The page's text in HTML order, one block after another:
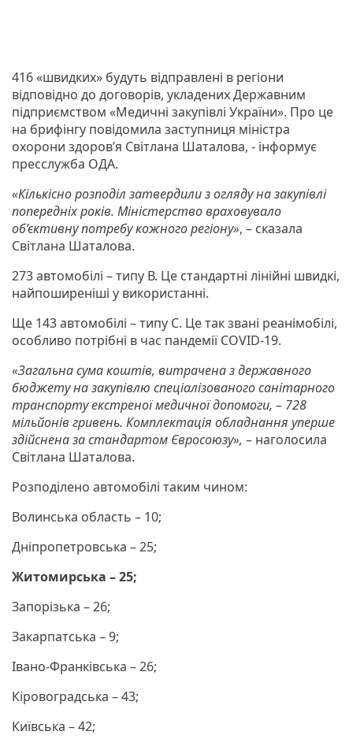
416 «швидких» будуть відправлені в регіони
відповідно до договорів, укладених Державним
підприємством «Медичні закупівлі України». Про це
на брифінгу повідомила заступниця міністра
охорони здоров’я Світлана Шаталова, - інформує
пресслужба ОДА.
«Кількісно розподіл затвердили з огляду на закупівлі
попередніх років. Міністерство враховувало
об’єктивну потребу кожного регіону», – сказала
Світлана Шаталова.
273 автомобілі – типу В. Це стандартні лінійні швидкі,
найпоширеніші у використанні.
Ще 143 автомобілі – типу С. Це так звані реанімобілі,
особливо потрібні в час пандемії COVID-19.
«Загальна сума коштів, витрачена з державного
бюджету на закупівлю спеціалізованого санітарного
транспорту екстреної медичної допомоги, – 728
мільйонів гривень. Комплектація обладнання уперше
здійснена за стандартом Євросоюзу», – наголосила
Світлана Шаталова.
Розподілено автомобілі таким чином:
Волинська область – 10;
Дніпропетровська – 25;
Житомирська – 25;
Запорізька – 26;
Закарпатська – 9;
Івано-Франківська – 26;
Кіровоградська – 43;
Київська – 42;